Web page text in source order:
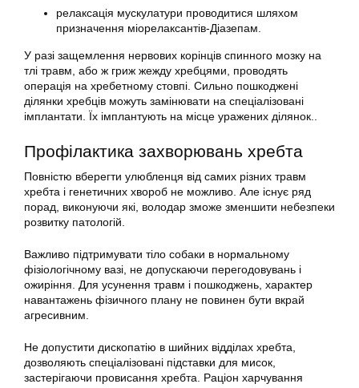
релаксація мускулатури проводитися шляхом
призначення міорелаксантів-Діазепам.
У разі защемлення нервових корінців спинного мозку на
тлі травм, або ж гриж жежду хребцями, проводять
операція на хребетному стовпі. Сильно пошкоджені
ділянки хребців можуть замінювати на спеціалізовані
імплантати. Їх імплантують на місце уражених ділянок..
Профілактика захворювань хребта
Повністю вберегти улюбленця від самих різних травм
хребта і генетичних хвороб не можливо. Але існує ряд
порад, виконуючи які, володар зможе зменшити небезпеки
розвитку патологій.
Важливо підтримувати тіло собаки в нормальному
фізіологічному вазі, не допускаючи перегодовувань і
ожиріння. Для усунення травм і пошкоджень, характер
навантажень фізичного плану не повинен бути вкрай
агресивним.
Не допустити дископатію в шийних відділах хребта,
дозволяють спеціалізовані підставки для мисок,
застерігаючи провисання хребта. Раціон харчування